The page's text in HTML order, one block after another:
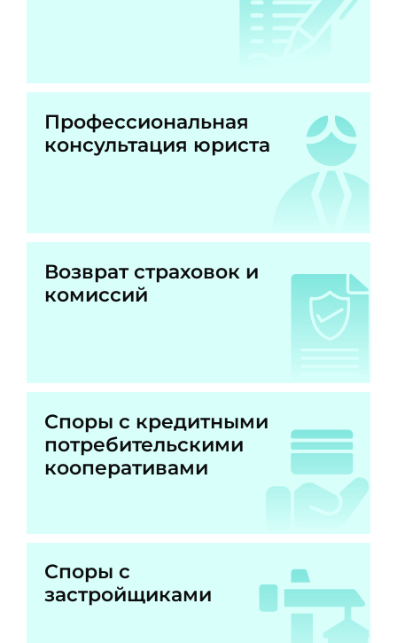
Профессиональная
консультация юриста
Возврат страховок и
комиссий
Споры с кредитными
потребительскими
кооперативами
Споры с
застройщиками